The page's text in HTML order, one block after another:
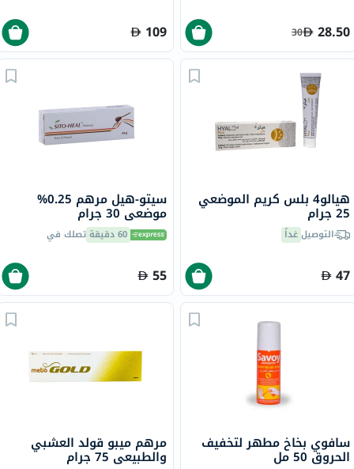
28.50
30
109
هيالو4 بلس كريم الموضعي
25 جرام
التوصيلغداً
47
سيتو-هيل مرهم 0.25%
موضعي 30 جرام
60 دقيقة تصلك في
55
سافوي بخاخ مطهر لتخفيف
الحروق 50 مل
مرهم ميبو قولد العشبي
والطبيعي 75 جرام